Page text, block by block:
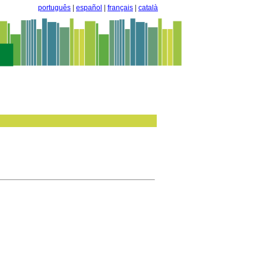
português español français català